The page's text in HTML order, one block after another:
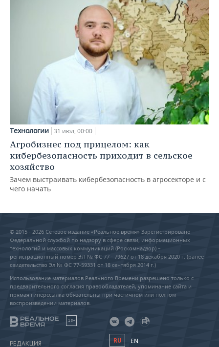
Технологии 31 июл, 00:00
Агробизнес под прицелом: как
кибербезопасность приходит в сельское
хозяйство
Зачем выстраивать кибербезопасность в агросекторе и с
чего начать
© 2015 - 2026 Сетевое издание «Реальное время» Зарегистрировано
Федеральной службой по надзору в сфере связи, информационных
технологий и массовых коммуникаций (Роскомнадзор) –
регистрационный номер ЭЛ № ФС 77 - 79627 от 18 декабря 2020 г. (ранее
свидетельство Эл № ФС 77-59331 от 18 сентября 2014 г.)
Использование материалов Реального Времени разрешено только с
предварительного согласия правообладателей, упоминание сайта и
прямая гиперссылка обязательны при частичном или полном
воспроизведении материалов.
18+
РЕДАКЦИЯ RU EN